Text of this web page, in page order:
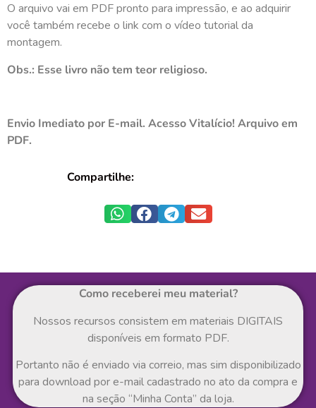
O arquivo vai em PDF pronto para impressão, e ao adquirir
você também recebe o link com o vídeo tutorial da
montagem.
Obs.: Esse livro não tem teor religioso.
Envio Imediato por E-mail. Acesso Vitalício! Arquivo em
PDF.
Compartilhe:
Como receberei meu material?
Nossos recursos consistem em materiais DIGITAIS
disponíveis em formato PDF.
Portanto não é enviado via correio, mas sim disponibilizado
para download por e-mail cadastrado no ato da compra e
na seção “Minha Conta” da loja.